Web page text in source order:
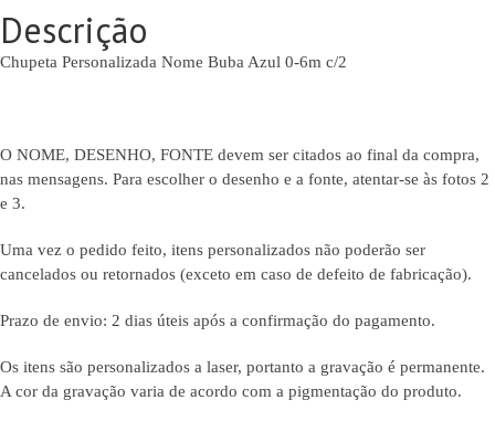
Descrição
Chupeta Personalizada Nome Buba Azul 0-6m c/2
O NOME, DESENHO, FONTE devem ser citados ao final da compra,
nas mensagens. Para escolher o desenho e a fonte, atentar-se às fotos 2
e 3.
Uma vez o pedido feito, itens personalizados não poderão ser
cancelados ou retornados (exceto em caso de defeito de fabricação).
Prazo de envio: 2 dias úteis após a confirmação do pagamento.
Os itens são personalizados a laser, portanto a gravação é permanente.
A cor da gravação varia de acordo com a pigmentação do produto.